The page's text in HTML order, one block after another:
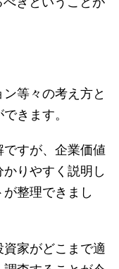
等々の考え方と
きます。
すが、企業価値
りやすく説明し
整理できまし
家がどこまで適